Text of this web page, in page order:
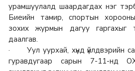
урамшуулалд шаардагдах нэг
Биеийн тамир, спортын
зохих журмын дагуу гаргахыг
даалгав.
· Уул уурхай, хүнд үйлдвэрийн
гуравдугаар сарын 7-11-нд